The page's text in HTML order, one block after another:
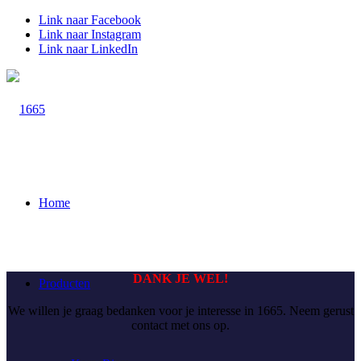
Link naar Facebook
Link naar Instagram
Link naar LinkedIn
Home
Producten DANK JE WEL!
We willen je graag bedanken voor je interesse in 1665. Neem gerust
contact met ons op.